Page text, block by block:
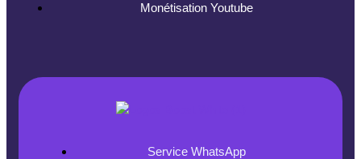
Monétisation Youtube
Service WhatsApp